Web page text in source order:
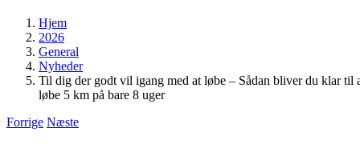
Hjem
2026
General
Nyheder
Til dig der godt vil igang med at løbe – Sådan bliver du klar til
løbe 5 km på bare 8 uger
Forrige Næste